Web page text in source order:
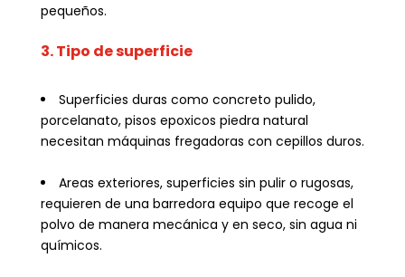
pequeños.
3. Tipo de superficie
Superficies duras como concreto pulido,
porcelanato, pisos epoxicos piedra natural
necesitan máquinas fregadoras con cepillos duros.
Areas exteriores, superficies sin pulir o rugosas,
requieren de una barredora equipo que recoge el
polvo de manera mecánica y en seco, sin agua ni
químicos.